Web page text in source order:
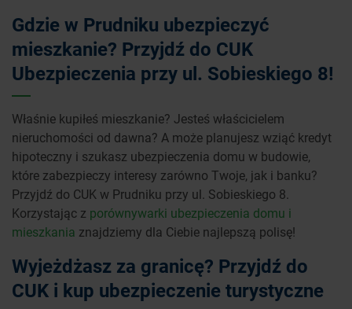
Gdzie w Prudniku ubezpieczyć
mieszkanie? Przyjdź do CUK
Ubezpieczenia przy ul. Sobieskiego 8!
Właśnie kupiłeś mieszkanie? Jesteś właścicielem
nieruchomości od dawna? A może planujesz wziąć kredyt
hipoteczny i szukasz ubezpieczenia domu w budowie,
które zabezpieczy interesy zarówno Twoje, jak i banku?
Przyjdź do CUK w Prudniku przy ul. Sobieskiego 8.
Korzystając z porównywarki ubezpieczenia domu i
mieszkania znajdziemy dla Ciebie najlepszą polisę!
Wyjeżdżasz za granicę? Przyjdź do
CUK i kup ubezpieczenie turystyczne